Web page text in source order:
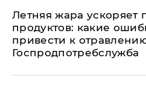
Летняя жара ускоряет
продуктов: какие
привести к
Госпродпотребслужба